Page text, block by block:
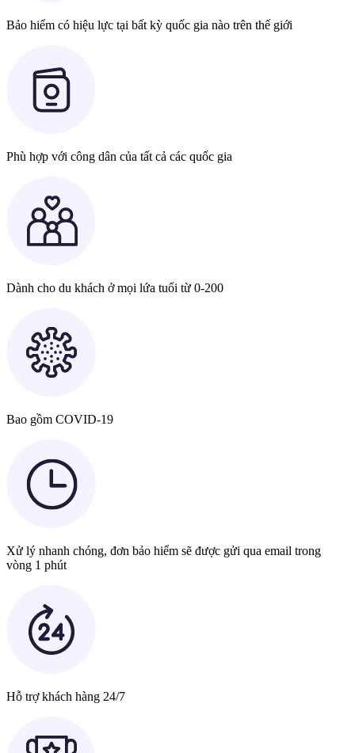
Bảo hiểm có hiệu lực tại bất kỳ quốc gia nào trên thế giới
Phù hợp với công dân của tất cả các quốc gia
Dành cho du khách ở mọi lứa tuổi từ 0-200
Bao gồm COVID-19
Xử lý nhanh chóng, đơn bảo hiểm sẽ được gửi qua email trong
vòng 1 phút
Hỗ trợ khách hàng 24/7